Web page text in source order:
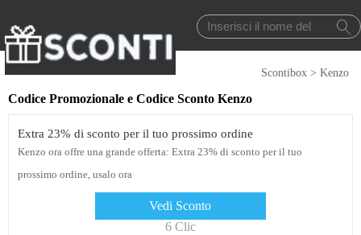
Scontibox > Kenzo
Codice Promozionale e Codice Sconto Kenzo
Extra 23% di sconto per il tuo prossimo ordine
Kenzo ora offre una grande offerta: Extra 23% di sconto per il tuo
prossimo ordine, usalo ora
Vedi Sconto
6 Clic